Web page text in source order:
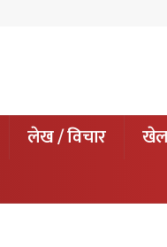
लेख / विचार खेल